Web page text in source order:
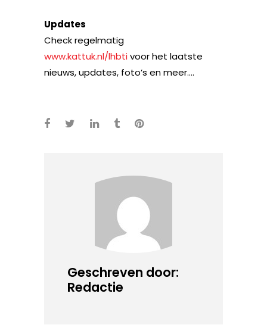
Updates
Check regelmatig
www.kattuk.nl/lhbtivoor het laatste
nieuws, updates, foto’s en meer….
Geschreven door:
Redactie